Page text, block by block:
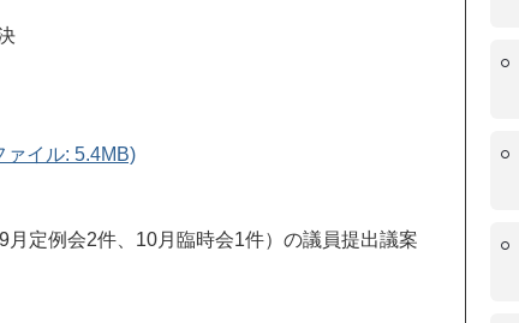
イル: 5.4MB)
定例会2件、10月臨時会1件）の議員提出議案